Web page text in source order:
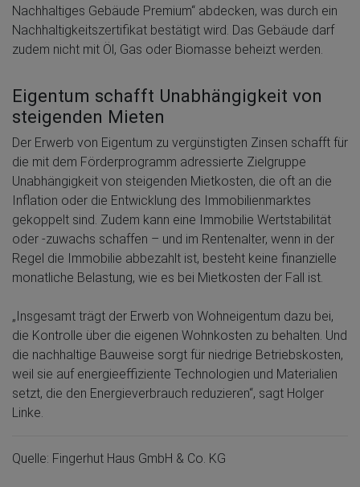
Nachhaltiges Gebäude Premium“ abdecken, was durch ein
Nachhaltigkeitszertifikat bestätigt wird. Das Gebäude darf
zudem nicht mit Öl, Gas oder Biomasse beheizt werden.
Eigentum schafft Unabhängigkeit von
steigenden Mieten
Der Erwerb von Eigentum zu vergünstigten Zinsen schafft für
die mit dem Förderprogramm adressierte Zielgruppe
Unabhängigkeit von steigenden Mietkosten, die oft an die
Inflation oder die Entwicklung des Immobilienmarktes
gekoppelt sind. Zudem kann eine Immobilie Wertstabilität
oder -zuwachs schaffen – und im Rentenalter, wenn in der
Regel die Immobilie abbezahlt ist, besteht keine finanzielle
monatliche Belastung, wie es bei Mietkosten der Fall ist.
„Insgesamt trägt der Erwerb von Wohneigentum dazu bei,
die Kontrolle über die eigenen Wohnkosten zu behalten. Und
die nachhaltige Bauweise sorgt für niedrige Betriebskosten,
weil sie auf energieeffiziente Technologien und Materialien
setzt, die den Energieverbrauch reduzieren“, sagt Holger
Linke.
Quelle: Fingerhut Haus GmbH & Co. KG